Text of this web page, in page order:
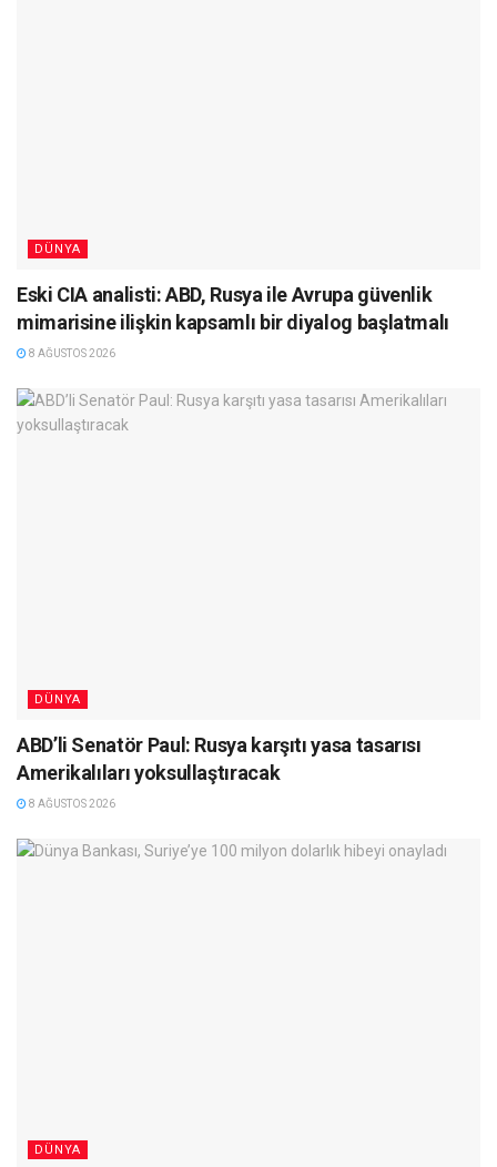
DÜNYA
Eski CIA analisti: ABD, Rusya ile Avrupa güvenlik
mimarisine ilişkin kapsamlı bir diyalog başlatmalı
8 AĞUSTOS 2026
DÜNYA
ABD’li Senatör Paul: Rusya karşıtı yasa tasarısı
Amerikalıları yoksullaştıracak
8 AĞUSTOS 2026
DÜNYA